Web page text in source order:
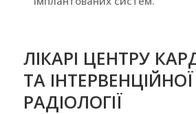
ЛІКАРІ ЦЕНТРУ
ТА ІНТЕРВЕНЦІЙНОЇ
РАДІОЛОГІЇ